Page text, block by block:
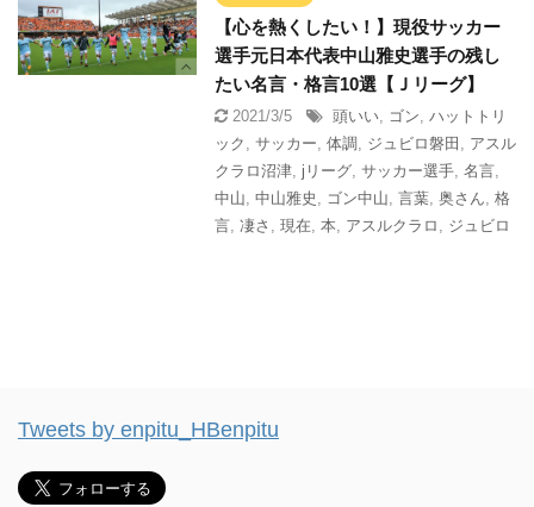
【心を熱くしたい！】現役サッカー
選手元日本代表中山雅史選手の残し
たい名言・格言10選【Ｊリーグ】
2021/3/5 頭いい, ゴン, ハットトリ
ック , サッカー, 体調 , ジュビロ磐田 , アスル
クラロ沼津, jリーグ, サッカー選手, 名言,
中山, 中山雅史 , ゴン中山, 言葉, 奥さん, 格
言, 凄さ , 現在, 本, アスルクラロ , ジュビロ
Tweets by enpitu_HBenpitu